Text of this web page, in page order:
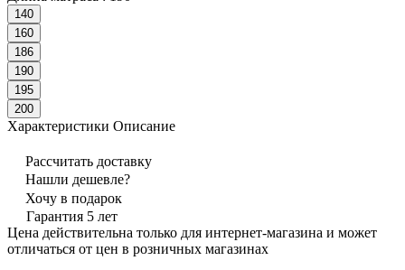
140
160
186
190
195
200
Характеристики Описание
Рассчитать доставку
Нашли дешевле?
Хочу в подарок
Гарантия 5 лет
Цена действительна только для интернет-магазина и может
отличаться от цен в розничных магазинах